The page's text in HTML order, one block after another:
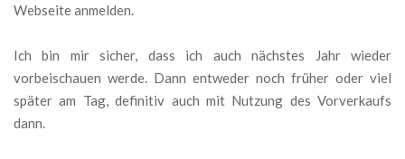
Webseite anmelden.
Ich bin mir sicher, dass ich auch nächstes Jahr wieder
vorbeischauen werde. Dann entweder noch früher oder viel
später am Tag, definitiv auch mit Nutzung des Vorverkaufs
dann.